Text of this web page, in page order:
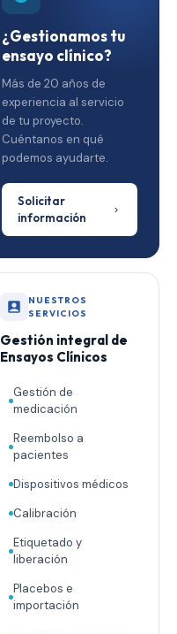
¿Gestionamos tu
ensayo clínico?
Más de 20 años de
experiencia al servicio
de tu proyecto.
Cuéntanos en qué
podemos ayudarte.
Solicitar
información
NUESTROS
SERVICIOS
Gestión integral de
Ensayos Clínicos
Gestión de
medicación
Reembolso a
pacientes
Dispositivos médicos
Calibración
Etiquetado y
liberación
Placebos e
importación